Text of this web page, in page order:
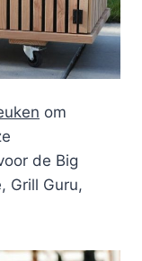
om
de Big
Grill Guru,